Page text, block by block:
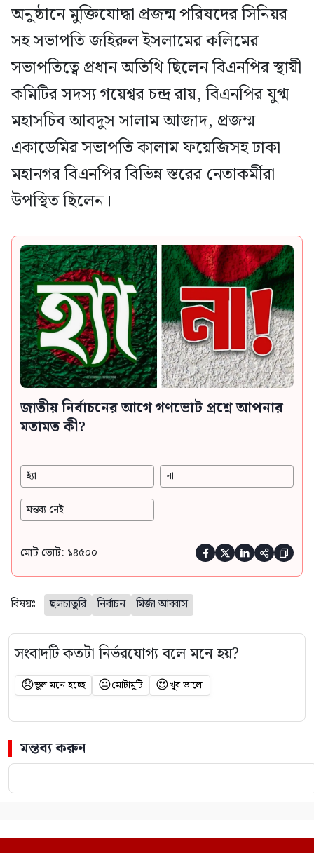
অনুষ্ঠানে মুক্তিযোদ্ধা প্রজন্ম পরিষদের সিনিয়র
সহ সভাপতি জহিরুল ইসলামের কলিমের
সভাপতিত্বে প্রধান অতিথি ছিলেন বিএনপির স্থায়ী
কমিটির সদস্য গয়েশ্বর চন্দ্র রায়, বিএনপির যুগ্ম
মহাসচিব আবদুস সালাম আজাদ, প্রজম্ম
একাডেমির সভাপতি কালাম ফয়েজিসহ ঢাকা
মহানগর বিএনপির বিভিন্ন স্তরের নেতাকর্মীরা
উপস্থিত ছিলেন।
জাতীয় নির্বাচনের আগে গণভোট প্রশ্নে আপনার
মতামত কী?
হ্যাঁ না
মন্তব্য নেই
মোট ভোট: ১৪৫০০     
বিষয়ঃ ছলচাতুরি নির্বাচন মির্জা আব্বাস
সংবাদটি কতটা নির্ভরযোগ্য বলে মনে হয়?
😞ভুল মনে হচ্ছে 😐মোটামুটি 😍খুব ভালো
মন্তব্য করুন